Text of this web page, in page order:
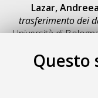
Questo
Lazar,
trasferimento dei
Università di
Salva
Il full-text non è